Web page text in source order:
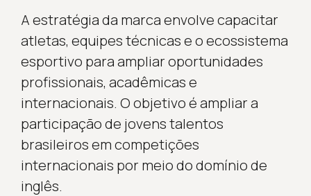
A estratégia da marca envolve capacitar
atletas, equipes técnicas e o ecossistema
esportivo para ampliar oportunidades
profissionais, acadêmicas e
internacionais. O objetivo é ampliar a
participação de jovens talentos
brasileiros em competições
internacionais por meio do domínio de
inglês.